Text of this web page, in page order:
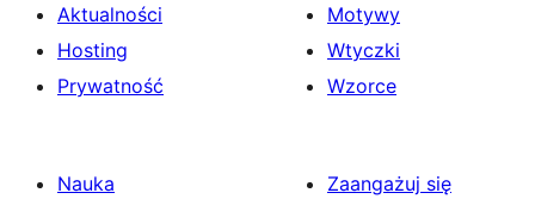
Aktualności
Hosting
Prywatność
Motywy
Wtyczki
Wzorce
Nauka
Zaangażuj się